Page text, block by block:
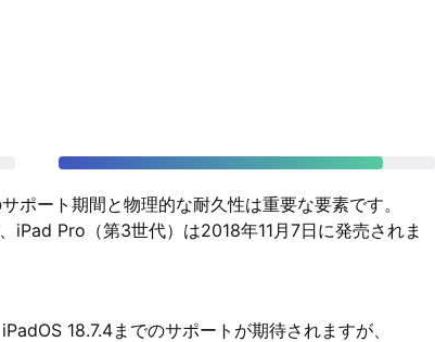
ポート期間と物理的な耐久性は重要な要素です。
Pro（第3世代）は2018年11月7日に発売されま
18.7.4までのサポートが期待されますが、